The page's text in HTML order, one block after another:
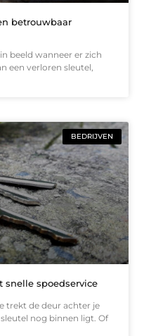
betrouwbaar
beeld wanneer er zich
een verloren sleutel,
BEDRIJVEN
snelle spoedservice
trekt de deur achter je
nog binnen ligt. Of